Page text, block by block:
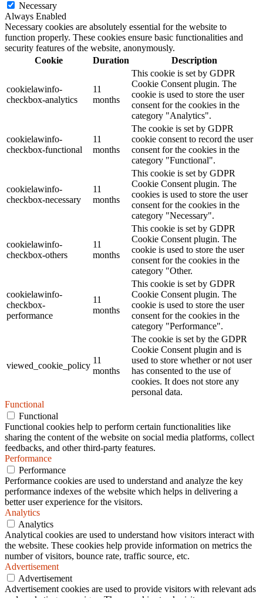
Necessary
Always Enabled
Necessary cookies are absolutely essential for the website to
function properly. These cookies ensure basic functionalities and
security features of the website, anonymously.
Cookie
Duration Description
cookielawinfo-
checkbox-analytics
11
months
This cookie is set by GDPR
Cookie Consent plugin. The
cookie is used to store the user
consent for the cookies in the
category "Analytics".
cookielawinfo-
checkbox-functional
11
months
The cookie is set by GDPR
cookie consent to record the user
consent for the cookies in the
category "Functional".
cookielawinfo-
checkbox-necessary
11
months
This cookie is set by GDPR
Cookie Consent plugin. The
cookies is used to store the user
consent for the cookies in the
category "Necessary".
cookielawinfo-
checkbox-others
11
months
This cookie is set by GDPR
Cookie Consent plugin. The
cookie is used to store the user
consent for the cookies in the
category "Other.
cookielawinfo-
checkbox-
performance
11
months
This cookie is set by GDPR
Cookie Consent plugin. The
cookie is used to store the user
consent for the cookies in the
category "Performance".
viewed_cookie_policy
11
months
The cookie is set by the GDPR
Cookie Consent plugin and is
used to store whether or not user
has consented to the use of
cookies. It does not store any
personal data.
Functional
Functional
Functional cookies help to perform certain functionalities like
sharing the content of the website on social media platforms, collect
feedbacks, and other third-party features.
Performance
Performance
Performance cookies are used to understand and analyze the key
performance indexes of the website which helps in delivering a
better user experience for the visitors.
Analytics
Analytics
Analytical cookies are used to understand how visitors interact with
the website. These cookies help provide information on metrics the
number of visitors, bounce rate, traffic source, etc.
Advertisement
Advertisement
Advertisement cookies are used to provide visitors with relevant ads